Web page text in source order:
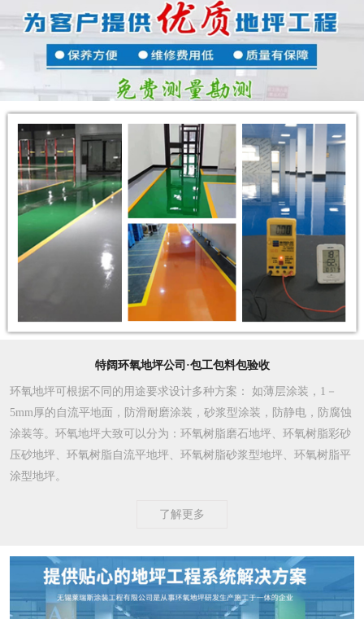
特阔环氧地坪公司·包工包料包验收
环氧地坪可根据不同的用途要求设计多种方案 ： 如薄层涂装，1－
5mm厚的自流平地面，防滑耐磨涂装，砂浆型涂装，防静电，防腐蚀
涂装等。环氧地坪大致可以分为：环氧树脂磨石地坪、环氧树脂彩砂
压砂地坪、环氧树脂自流平地坪、环氧树脂砂浆型地坪、环氧树脂平
涂型地坪。
了解更多